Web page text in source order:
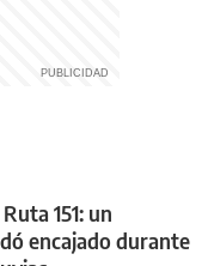
151: un
encajado durante